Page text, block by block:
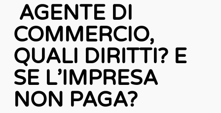
AGENTE DI
COMMERCIO,
QUALI DIRITTI? E
SE L’IMPRESA
NON PAGA?